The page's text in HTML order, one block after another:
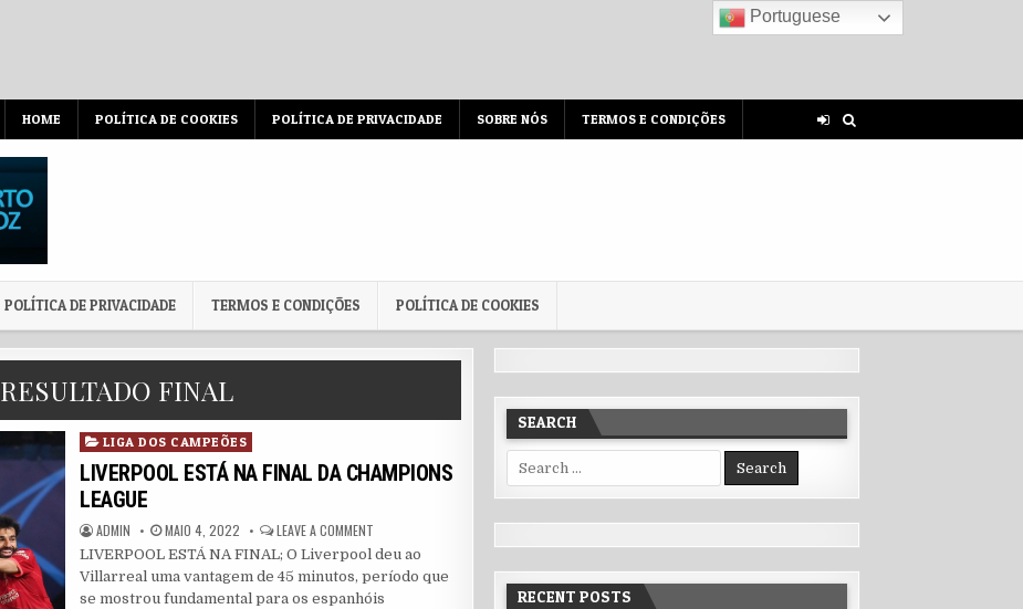
HOME POLÍTICA DE COOKIES POLÍTICA DE PRIVACIDADE SOBRE NÓS TERMOS E CONDIÇÕES
POLÍTICA DE PRIVACIDADE TERMOS E CONDIÇÕES POLÍTICA DE COOKIES
RESULTADO FINAL
Posted in
LIGA DOS CAMPEÕES
LIVERPOOL ESTÁ NA FINAL DA CHAMPIONS
LEAGUE
AUTHOR:
ADMIN PUBLISHED DATE:
MAIO 4, 2022 LEAVE A COMMENT ON LIVERPOOL ESTÁ NA FINAL DA CHAMPIONS LEAGUE
LIVERPOOL ESTÁ NA FINAL; O Liverpool deu ao
Villarreal uma vantagem de 45 minutos, período que
se mostrou fundamental para os espanhóis
SEARCH
Search for:
RECENT POSTS
Portuguese